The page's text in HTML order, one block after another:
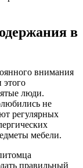
в
внимания
этого
люди.
не
регулярных
мебели.
правильный